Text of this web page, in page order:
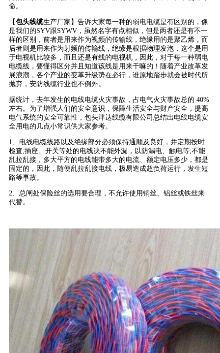
命。
【包头线缆生产厂家】告诉大家每一种的弱电电缆是有区别的，像
是我们的SYV跟SYWV，虽然名字有点相似，但是两者还是有不一
样的区别，前者是用来作为视频的传输线，绝缘用的是聚乙烯，而
后者则是用来作为射频的传输线，绝缘是根据物理发泡，这个是用
于电视机比较多，而且还是有线的电视机，因此，对于每一种弱电
电缆线，要懂得区分并且知道该线是用来干嘛的！随着产业改革发
展浪潮，各个产业的变革升级势在必行，谁原地踏步就会被时代所
抛弃，安防线缆行业也不例外。
据统计，去年发生的电线电缆火灾事故，占电气火灾事故总的 40%
左右。为了增强人们的安全意识，保障生活安全与财产安全，提高
电气系统的安全可靠性，包头津达线缆有限公司总结出电线电缆安
全用电的几点小常识供大家参考。
1、电线电缆线路以及绝缘部分必须保持通顺及良好，并定期按时
检查;插座、开关等处的电线决不能外漏，以防漏电、触电等;不能
乱拉乱接，多大平方的电线能带多大的电流、额定电压多少，都是
固定的，因此，随便乱拉乱接电线，极易造成超负荷运行，发生短
路等事故。
2、总闸处保险丝的选用要合理，不允许使用铜丝、铝丝或铁丝来
代替。